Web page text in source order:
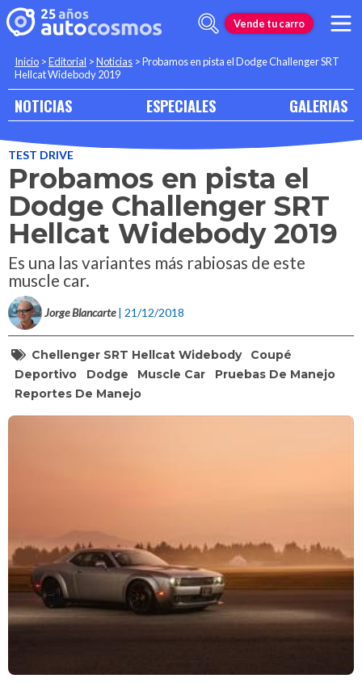
Vende tu carro
Inicio >Editorial >Noticias >Probamos en pista el Dodge Challenger SRT
Hellcat Widebody 2019
NOTICIAS ESPECIALES GALERIAS
TEST DRIVE
Probamos en pista el
Dodge Challenger SRT
Hellcat Widebody 2019
Es una las variantes más rabiosas de este
muscle car.
Jorge Blancarte | 21/12/2018
Chellenger SRT Hellcat Widebody
Coupé
Deportivo
Dodge Muscle Car
Pruebas De Manejo
Reportes De Manejo